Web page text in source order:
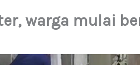
warga mulai